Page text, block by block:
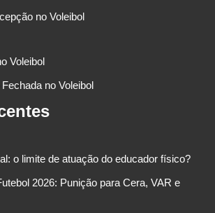
no Voleibol
Voleibol
no Voleibol
o limite de atuação do educador físico?
2026: Punição para Cera, VAR e